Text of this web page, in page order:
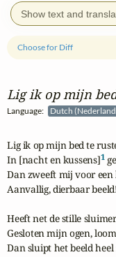
Show text and
Lig ik op mijn
Language: Dutch
Choose for Diff
Lig ik op mijn bed te
In [nacht en kussens]1
Dan zweeft mij voor
Aanvallig, dierbaar beeld!
Heeft net de stille sluimer
Gesloten mijn ogen,
Dan sluipt het beeld